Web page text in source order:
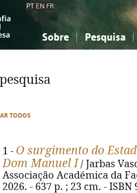
PT EN FR
Sobre Pesquisa
Ciências sociais...
Ciências sociais...
TODOS
1 - O surgimento do
Dom Manuel I / Jarbas
Associação Académica da
2026. - 637 p. ; 23 cm. - ISBN